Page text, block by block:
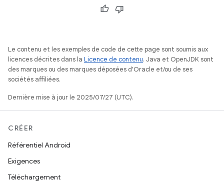
Le contenu et les exemples de code de cette page sont soumis aux
licences décrites dans la Licence de contenu. Java et OpenJDK sont
des marques ou des marques déposées d'Oracle et/ou de ses
sociétés affiliées.
Dernière mise à jour le 2025/07/27 (UTC).
CRÉER
Référentiel Android
Exigences
Téléchargement